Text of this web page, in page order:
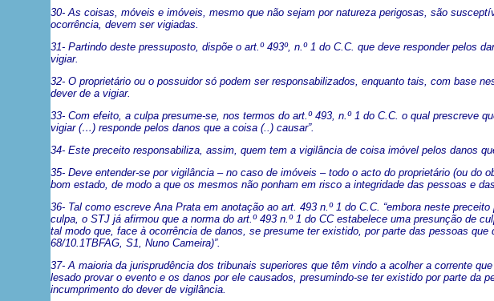
30- As coisas, móveis e imóveis, mesmo que não sejam por natureza perigosas, são
ocorrência, devem ser vigiadas.
31- Partindo deste pressuposto, dispõe o art.º 493º, n.º 1 do C.C. que deve responder pelos
vigiar.
32- O proprietário ou o possuidor só podem ser responsabilizados, enquanto tais, com base
dever de a vigiar.
33- Com efeito, a culpa presume-se, nos termos do art.º 493, n.º 1 do C.C. o qual prescreve
vigiar (…) responde pelos danos que a coisa (..) causar”.
34- Este preceito responsabiliza, assim, quem tem a vigilância de coisa imóvel pelos danos
35- Deve entender-se por vigilância – no caso de imóveis – todo o acto do proprietário (ou do
bom estado, de modo a que os mesmos não ponham em risco a integridade das pessoas e
36- Tal como escreve Ana Prata em anotação ao art. 493 n.º 1 do C.C. “embora neste
culpa, o STJ já afirmou que a norma do art.º 493 n.º 1 do CC estabelece uma presunção de
tal modo que, face à ocorrência de danos, se presume ter existido, por parte das pessoas
68/10.1TBFAG, S1, Nuno Cameira)”.
37- A maioria da jurisprudência dos tribunais superiores que têm vindo a acolher a corrente
lesado provar o evento e os danos por ele causados, presumindo-se ter existido por parte da
incumprimento do dever de vigilância.